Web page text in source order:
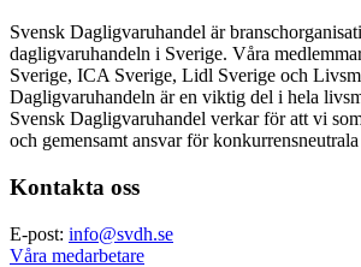
Svensk Dagligvaruhandel är
dagligvaruhandeln i Sverige. Våra
Sverige, ICA Sverige, Lidl Sverige och
Dagligvaruhandeln är en viktig del i hela
Svensk Dagligvaruhandel verkar för att vi
och gemensamt ansvar för
Kontakta oss
E-post: info@svdh.se
Våra medarbetare